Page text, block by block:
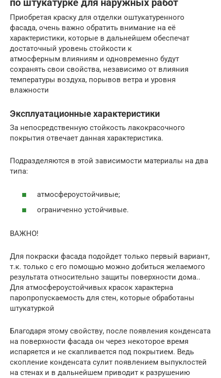
по штукатурке для наружных работ
Приобретая краску для отделки оштукатуренного
фасада, очень важно обратить внимание на её
характеристики, которые в дальнейшем обеспечат
достаточный уровень стойкости к
атмосферным влияниям и одновременно будут
сохранять свои свойства, независимо от влияния
температуры воздуха, порывов ветра и уровня
влажности
Эксплуатационные характеристики
За непосредственную стойкость лакокрасочного
покрытия отвечает данная характеристика.
Подразделяются в этой зависимости материалы на два
типа:
атмосфероустойчивые;
ограниченно устойчивые.
ВАЖНО!
Для покраски фасада подойдет только первый вариант,
т.к. только с его помощью можно добиться желаемого
результата относительно защиты поверхности дома..
Для атмосфероустойчивых красок характерна
паропропускаемость для стен, которые обработаны
штукатуркой
Благодаря этому свойству, после появления конденсата
на поверхности фасада он через некоторое время
испаряется и не скапливается под покрытием. Ведь
скопление конденсата сулит появлением выпуклостей
на стенах и в дальнейшем приводит к разрушению